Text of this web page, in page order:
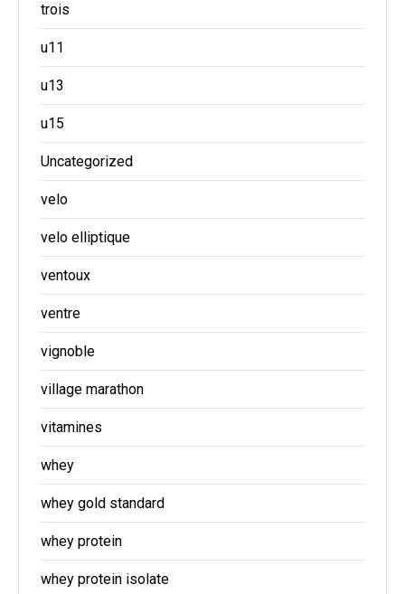
trois
u11
u13
u15
Uncategorized
velo
velo elliptique
ventoux
ventre
vignoble
village marathon
vitamines
whey
whey gold standard
whey protein
whey protein isolate